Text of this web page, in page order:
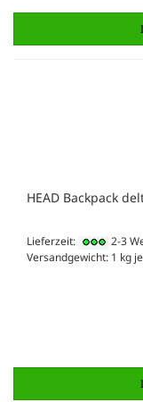
HEAD Backpack
Lieferzeit: 2-3
Versandgewicht: 1 kg